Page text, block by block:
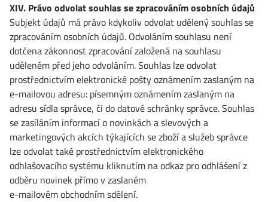
XIV. Právo odvolat souhlas se zpracováním osobních údajů
Subjekt údajů má právo kdykoliv odvolat udělený souhlas se
zpracováním osobních údajů. Odvoláním souhlasu není
dotčena zákonnost zpracování založená na souhlasu
uděleném před jeho odvoláním. Souhlas lze odvolat
prostřednictvím elektronické pošty oznámením zaslaným na
e-mailovou adresu: písemným oznámením zaslaným na
adresu sídla správce, či do datové schránky správce. Souhlas
se zasíláním informací o novinkách a slevových a
marketingových akcích týkajících se zboží a služeb správce
lze odvolat také prostřednictvím elektronického
odhlašovacího systému kliknutím na odkaz pro odhlášení z
odběru novinek přímo v zaslaném
e-mailovém obchodním sdělení.